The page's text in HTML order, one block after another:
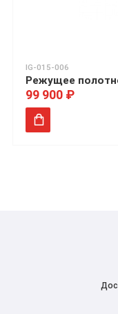
IG-015-006
Режущее
99 900 ₽